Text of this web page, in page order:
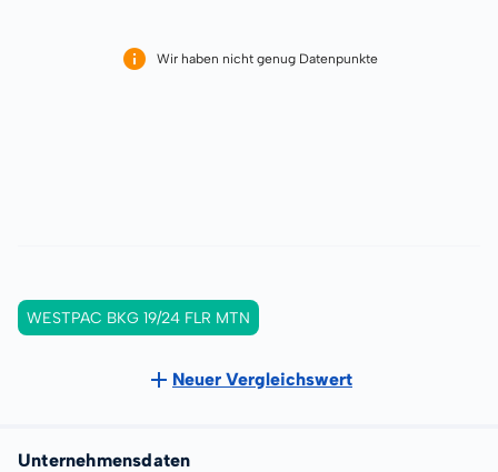
Wir haben nicht genug Datenpunkte
WESTPAC BKG 19/24 FLR MTN
Neuer Vergleichswert
Unternehmensdaten